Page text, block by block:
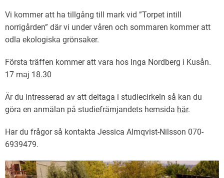
Vi kommer att ha tillgång till mark vid ”Torpet intill
norrigården” där vi under våren och sommaren kommer att
odla ekologiska grönsaker.
Första träffen kommer att vara hos Inga Nordberg i Kusån.
17 maj 18.30
Är du intresserad av att deltaga i studiecirkeln så kan du
göra en anmälan på studiefrämjandets hemsida här.
Har du frågor så kontakta Jessica Almqvist-Nilsson 070-
6939479.